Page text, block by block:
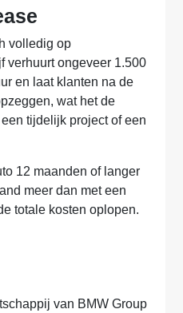
volledig op
verhuurt ongeveer 1.500
en laat klanten na de
wat het de
tijdelijk project of een
12 maanden of langer
meer dan met een
totale kosten oplopen.
van BMW Group